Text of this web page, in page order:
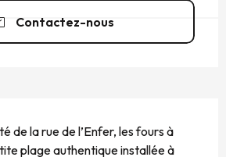
Contactez-nous
de la rue de l’Enfer, les fours à
plage authentique installée à